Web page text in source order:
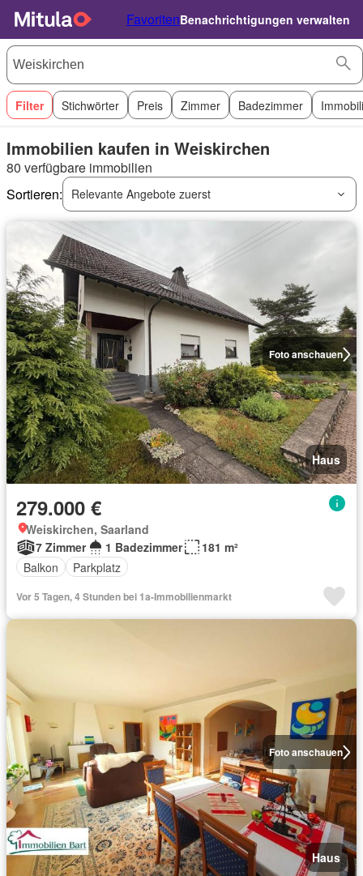
FavoritenBenachrichtigungen verwalten
Filter Stichwörter Preis Zimmer Badezimmer
Immobilien kaufen in Weiskirchen
80 verfügbare immobilien
Sortieren:
Relevante Angebote zuerst
Foto anschauen
Haus
279.000 €
Weiskirchen, Saarland
7 Zimmer
1 Badezimmer
181 m²
Balkon
Parkplatz
Vor 5 Tagen, 4 Stunden bei 1a-Immobilienmarkt
Foto anschauen
Haus